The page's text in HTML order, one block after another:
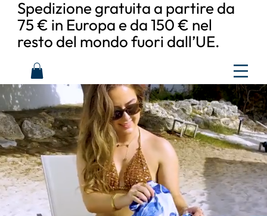
Spedizione gratuita a partire da
75 € in Europa e da 150 € nel
resto del mondo fuori dall’UE.